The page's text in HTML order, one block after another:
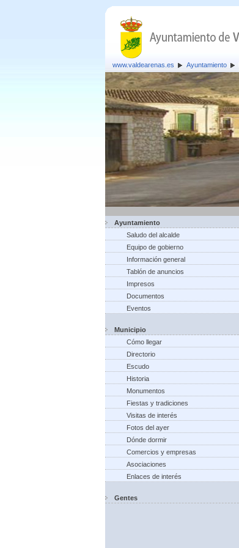
www.valdearenas.es Ayuntamiento
Ayuntamiento
Saludo del alcalde
Equipo de gobierno
Información general
Tablón de anuncios
Impresos
Documentos
Eventos
Municipio
Cómo llegar
Directorio
Escudo
Historia
Monumentos
Fiestas y tradiciones
Visitas de interés
Fotos del ayer
Dónde dormir
Comercios y empresas
Asociaciones
Enlaces de interés
Gentes